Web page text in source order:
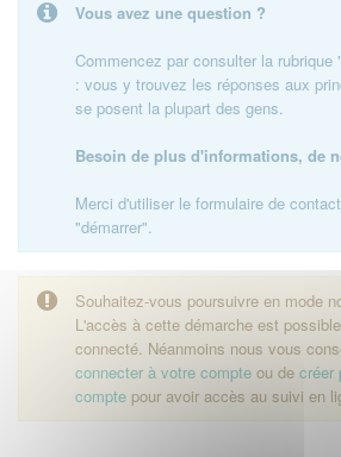
Vous avez une question ?
Commencez par consulter la
: vous y trouvez les réponses aux
se posent la plupart des gens.
Besoin de plus d'informations, de
Merci d'utiliser le formulaire de
"démarrer".
Souhaitez-vous poursuivre en mode
L'accès à cette démarche est
connecté. Néanmoins nous vous
connecter à votre compte ou de créer
compte pour avoir accès au suivi en